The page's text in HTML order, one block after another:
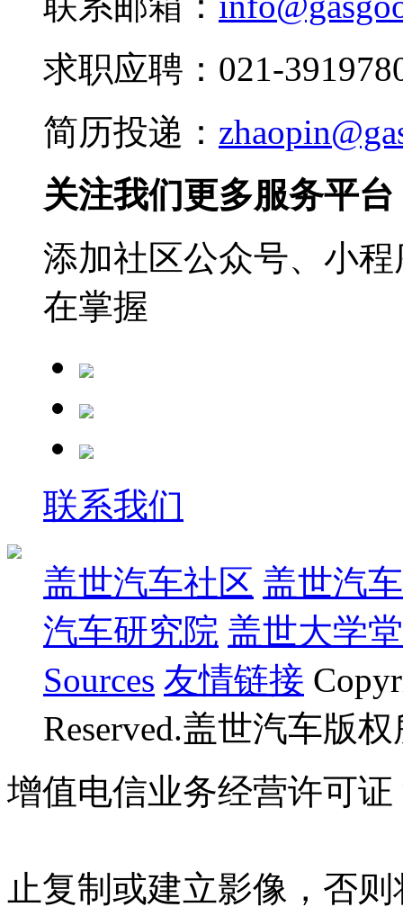
求职应聘：021-
简历投递：
关注我们更多服务平台
添加社区公众号、小
在掌握
联系我们
盖世汽车社区 盖世汽
汽车研究院 盖世大学堂
Sources 友情链接
Reserved.盖世汽车版
增值电信业务经营许可证
止复制或建立影像，否